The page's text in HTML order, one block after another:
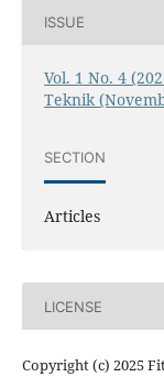
ISSUE
Vol. 1 No. 4
Teknik
SECTION
Articles
LICENSE
Copyright (c) 2025